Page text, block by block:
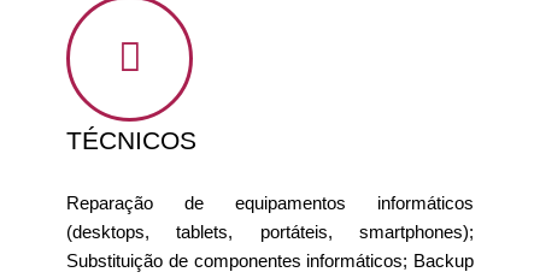
TÉCNICOS
Reparação de equipamentos informáticos
(desktops, tablets, portáteis, smartphones);
Substituição de componentes informáticos; Backup